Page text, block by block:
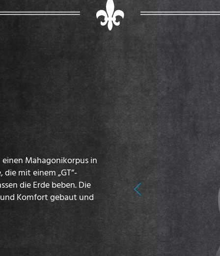
einen Mahagonikorpus in
mit einem „GT“-
die Erde beben. Die
Komfort gebaut und
Previous